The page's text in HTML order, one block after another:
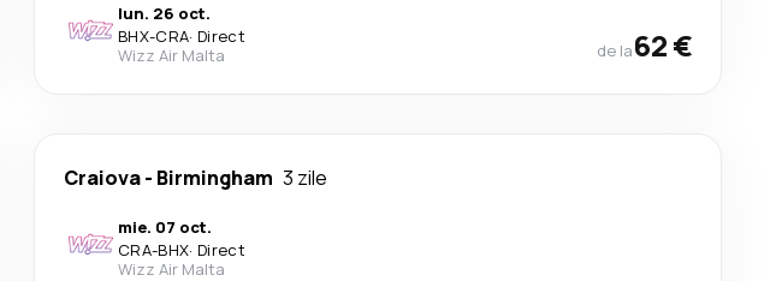
lun. 26 oct.
BHX-CRA· Direct
Wizz Air Malta
de la62 €
Craiova- Birmingham 3 zile
mie. 07 oct.
CRA-BHX· Direct
Wizz Air Malta